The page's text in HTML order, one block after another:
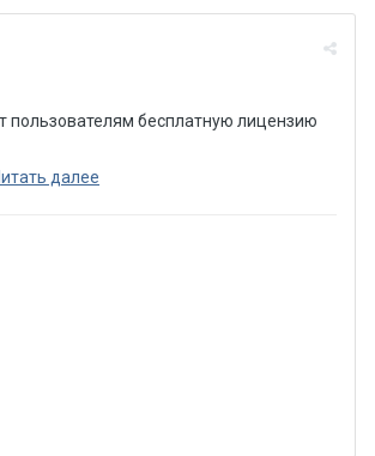
пользователям бесплатную лицензию
далее